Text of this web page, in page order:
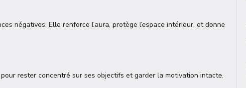
négatives. Elle renforce l’aura, protège l’espace intérieur, et donne
rester concentré sur ses objectifs et garder la motivation intacte,